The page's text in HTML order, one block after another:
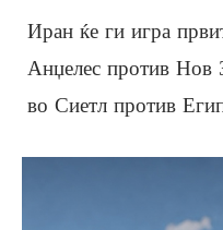
Иран ќе ги игра
Анџелес против Нов
во Сиетл против